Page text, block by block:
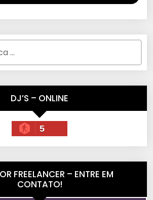
DJ’S – ONLINE
5
FREELANCER – ENTRE EM
CONTATO!